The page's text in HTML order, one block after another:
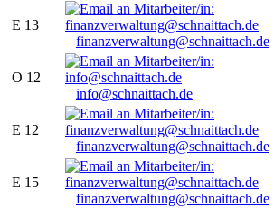
E 13
finanzverwaltung@schnaittach.de
O 12
info@schnaittach.de
E 12
finanzverwaltung@schnaittach.de
E 15
finanzverwaltung@schnaittach.de